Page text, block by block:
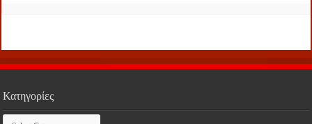
Κατηγορίες
Κατηγορίες